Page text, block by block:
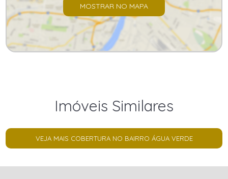
MOSTRAR NO MAPA
Imóveis Similares
VEJA MAIS COBERTURA NO BAIRRO ÁGUA VERDE